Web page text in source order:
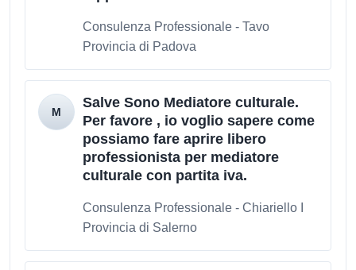
Consulenza Professionale - Tavo
Provincia di Padova
Salve Sono Mediatore culturale.
Per favore , io voglio sapere come
possiamo fare aprire libero
professionista per mediatore
culturale con partita iva.
Consulenza Professionale - Chiariello I
Provincia di Salerno